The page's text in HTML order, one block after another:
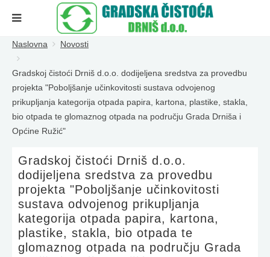
Naslovna Novosti
Gradskoj čistoći Drniš d.o.o. dodijeljena sredstva za provedbu
projekta "Poboljšanje učinkovitosti sustava odvojenog
prikupljanja kategorija otpada papira, kartona, plastike, stakla,
bio otpada te glomaznog otpada na području Grada Drniša i
Općine Ružić"
Gradskoj čistoći Drniš d.o.o.
dodijeljena sredstva za provedbu
projekta "Poboljšanje učinkovitosti
sustava odvojenog prikupljanja
kategorija otpada papira, kartona,
plastike, stakla, bio otpada te
glomaznog otpada na području Grada